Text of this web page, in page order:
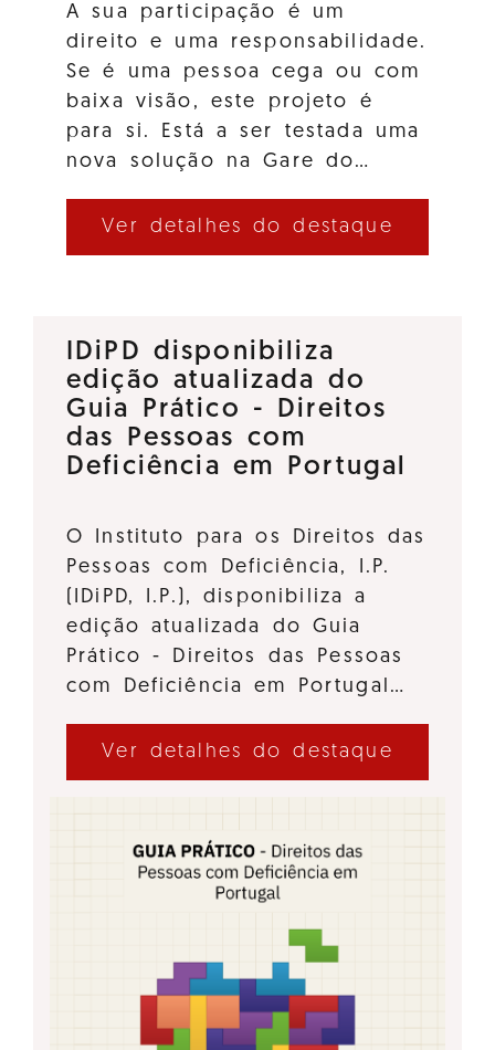
A sua participação é um
direito e uma responsabilidade.
Se é uma pessoa cega ou com
baixa visão, este projeto é
para si. Está a ser testada uma
nova solução na Gare do…
Ver detalhes do destaque
IDiPD disponibiliza
edição atualizada do
Guia Prático - Direitos
das Pessoas com
Deficiência em Portugal
O Instituto para os Direitos das
Pessoas com Deficiência, I.P.
(IDiPD, I.P.), disponibiliza a
edição atualizada do Guia
Prático - Direitos das Pessoas
com Deficiência em Portugal…
Ver detalhes do destaque